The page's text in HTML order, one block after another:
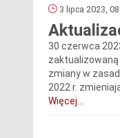
3 lipca 2023,
30 czerwca
zmiany w
2022 r.
Więcej...